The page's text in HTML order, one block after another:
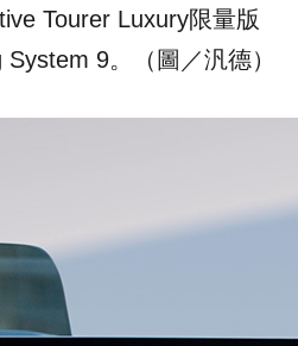
Tourer Luxury限量版
9。（圖／汎德）